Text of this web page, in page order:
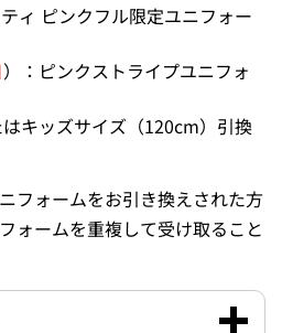
ィ ピンクフル限定ユニフォー
）：ピンクストライプユニフォ
キッズサイズ（120cm）引換
フォームをお引き換えされた方
ォームを重複して受け取ること